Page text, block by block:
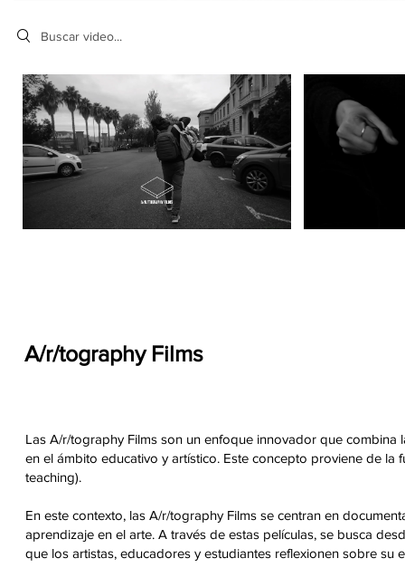
Search videos
A/r/tography Films
Las A/r/tography Films son un enfoque innovador que
en el ámbito educativo y artístico. Este concepto proviene de
teaching).
En este contexto, las A/r/tography Films se centran en
aprendizaje en el arte. A través de estas películas, se busca
que los artistas, educadores y estudiantes reflexionen sobre su